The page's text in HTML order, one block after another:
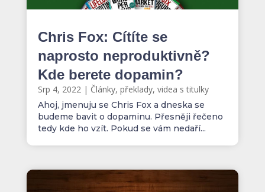
Chris Fox: Cítíte se
naprosto neproduktivně?
Kde berete dopamin?
Srp 4, 2022 | Články, překlady, videa s titulky
Ahoj, jmenuju se Chris Fox a dneska se
budeme bavit o dopaminu. Přesněji řečeno
tedy kde ho vzít. Pokud se vám nedaří...